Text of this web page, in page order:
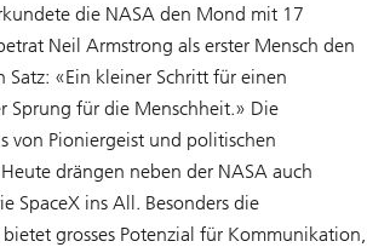
die NASA den Mond mit 17
Neil Armstrong als erster Mensch den
«Ein kleiner Schritt für einen
Sprung für die Menschheit.» Die
von Pioniergeist und politischen
drängen neben der NASA auch
SpaceX ins All. Besonders die
grosses Potenzial für Kommunikation,